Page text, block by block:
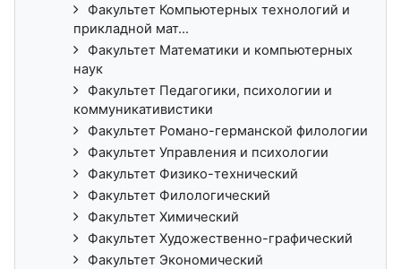
Факультет Компьютерных технологий и
прикладной мат...
Факультет Математики и компьютерных
наук
Факультет Педагогики, психологии и
коммуникативистики
Факультет Романо-германской филологии
Факультет Управления и психологии
Факультет Физико-технический
Факультет Филологический
Факультет Химический
Факультет Художественно-графический
Факультет Экономический